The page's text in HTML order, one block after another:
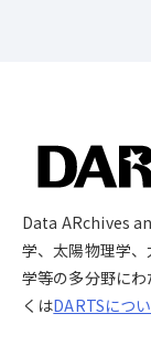
Data ARchives
学、太陽物理学
学等の多分野に
くはDARTSにつ